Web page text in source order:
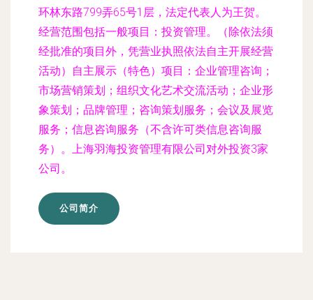
环林东路799弄65号1层，法定代表人为王贺。
经营范围包括一般项目：投资管理。（除依法须
经批准的项目外，凭营业执照依法自主开展经营
活动）自主展示（特色）项目：企业管理咨询；
市场营销策划；组织文化艺术交流活动；企业形
象策划；品牌管理；咨询策划服务；会议及展览
服务；信息咨询服务（不含许可类信息咨询服
务）。上海羽海投资管理有限公司对外投资3家
公司。
公司简介